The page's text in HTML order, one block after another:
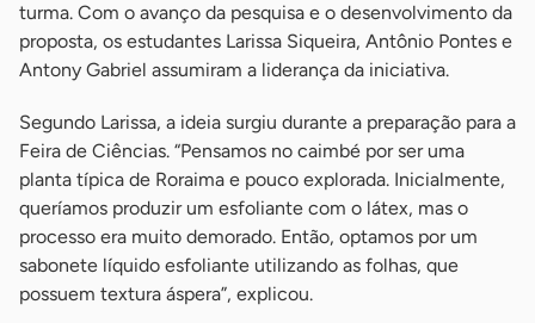
turma. Com o avanço da pesquisa e o desenvolvimento da
proposta, os estudantes Larissa Siqueira, Antônio Pontes e
Antony Gabriel assumiram a liderança da iniciativa.
Segundo Larissa, a ideia surgiu durante a preparação para a
Feira de Ciências. “Pensamos no caimbé por ser uma
planta típica de Roraima e pouco explorada. Inicialmente,
queríamos produzir um esfoliante com o látex, mas o
processo era muito demorado. Então, optamos por um
sabonete líquido esfoliante utilizando as folhas, que
possuem textura áspera”, explicou.